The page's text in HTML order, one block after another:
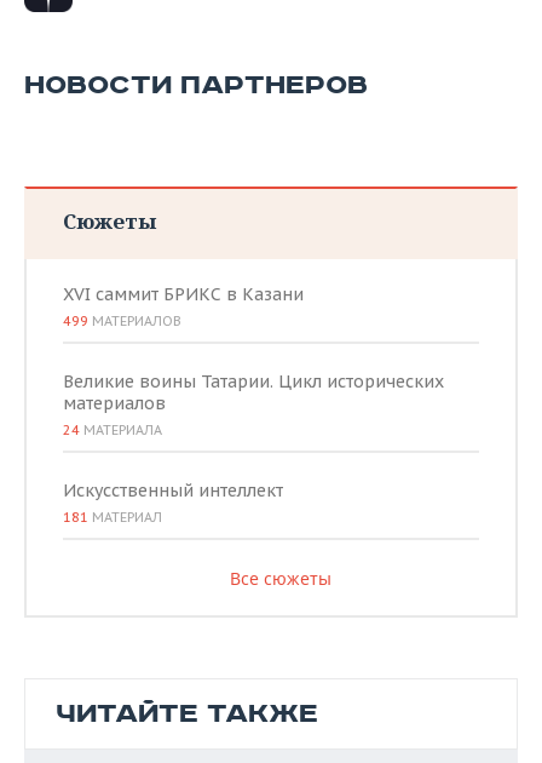
НОВОСТИ ПАРТНЕРОВ
Сюжеты
XVI саммит БРИКС в Казани
499 МАТЕРИАЛОВ
Великие воины Татарии. Цикл исторических
материалов
24 МАТЕРИАЛА
Искусственный интеллект
181 МАТЕРИАЛ
Все сюжеты
ЧИТАЙТЕ ТАКЖЕ